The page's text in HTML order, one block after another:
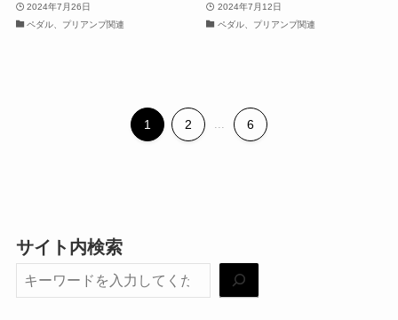
2024年7月26日
ペダル、プリアンプ関連
2024年7月12日
ペダル、プリアンプ関連
1 2 ... 6
サイト内検索